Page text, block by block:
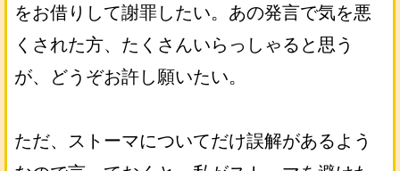
をお借りして謝罪したい。あの発言で気を悪
くされた方、たくさんいらっしゃると思う
が、どうぞお許し願いたい。
ただ、ストーマについてだけ誤解があるよう